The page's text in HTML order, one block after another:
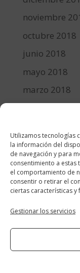
Utilizamos tecnologías
la información del
de navegación y para
consentimiento a
el comportamiento de
consentir o retirar el
ciertas características y
Gestionar los servicios
noviembre
octubre 2018
junio 2018
mayo 2018
marzo 2018
diciembre
cocina y
general
lifestyle